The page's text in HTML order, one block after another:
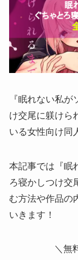
『眠れない私
け交尾に躾けら
いる女性向け同
本記事では『眠
ろ寝かしつけ交
む方法や作品の
いきます！
＼無